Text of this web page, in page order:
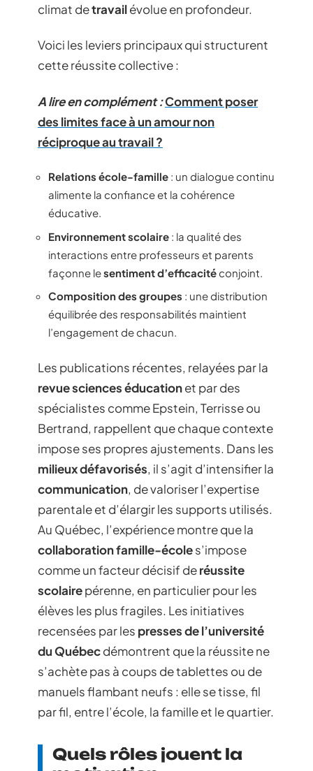
climat detravailévolue en profondeur.
Voici les leviers principaux qui structurent
cette réussite collective :
A lire en complément :Comment poser
des limites face à un amour non
réciproque au travail ?
Relations école-famille : un dialogue continu
alimente la confiance et la cohérence
éducative.
Environnement scolaire : la qualité des
interactions entre professeurs et parents
façonne lesentiment d’efficacitéconjoint.
Composition des groupes : une distribution
équilibrée des responsabilités maintient
l’engagement de chacun.
Les publications récentes, relayées par la
revue sciences éducationet par des
spécialistes comme Epstein, Terrisse ou
Bertrand, rappellent que chaque contexte
impose ses propres ajustements. Dans les
milieux défavorisés, il s’agit d’intensifier la
communication, de valoriser l’expertise
parentale et d’élargir les supports utilisés.
Au Québec, l’expérience montre que la
collaboration famille-écoles’impose
comme un facteur décisif deréussite
scolairepérenne, en particulier pour les
élèves les plus fragiles. Les initiatives
recensées par les presses de l’université
du Québecdémontrent que la réussite ne
s’achète pas à coups de tablettes ou de
manuels flambant neufs : elle se tisse, fil
par fil, entre l’école, la famille et le quartier.
Quels rôles jouent la